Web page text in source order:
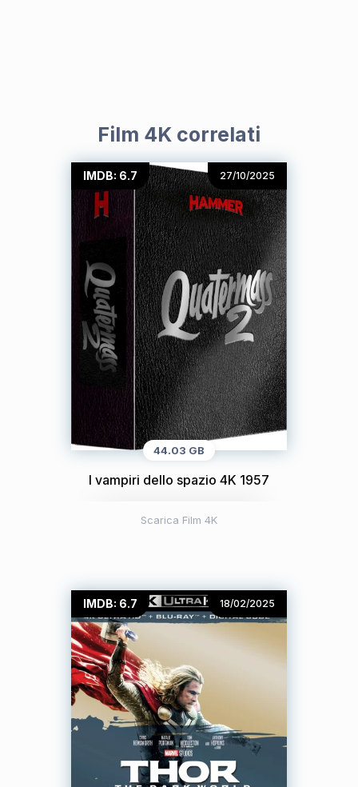
Film 4K correlati
IMDB: 6.7 27/10/2025
44.03 GB
I vampiri dello spazio 4K 1957
Scarica Film 4K
IMDB: 6.7 18/02/2025